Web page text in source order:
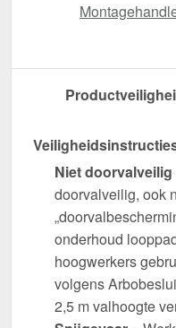
Niet doorvalveilig
doorvalveilig, ook
onderhoud
hoogwerkers
volgens
2,5 m valhoogte